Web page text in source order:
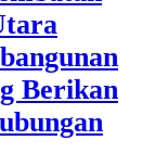
Berikan